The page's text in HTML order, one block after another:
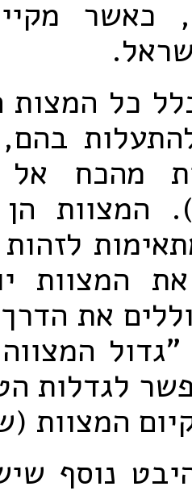
כאשר
כל המצות
מהכח
המצוות
המצוות
את
לגדלות
המצוות
נוסף